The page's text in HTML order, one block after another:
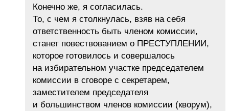
Конечно же, я согласилась.
То, с чем я столкнулась, взяв на себя
ответственность быть членом комиссии,
станет повествованием о ПРЕСТУПЛЕНИИ,
которое готовилось и совершалось
на избирательном участке председателем
комиссии в сговоре с секретарем,
заместителем председателя
и большинством членов комиссии (кворум),